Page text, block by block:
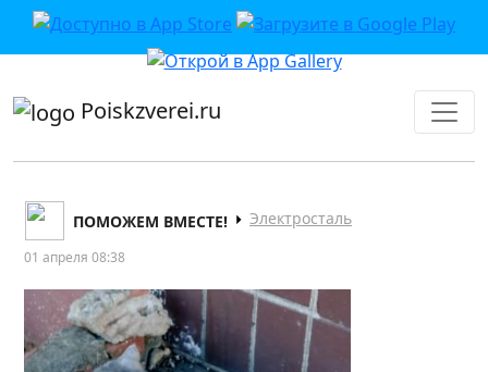
приложении или в VK">
Poiskzverei.ru
ПОМОЖЕМ ВМЕСТЕ! Электросталь
01 апреля 08:38